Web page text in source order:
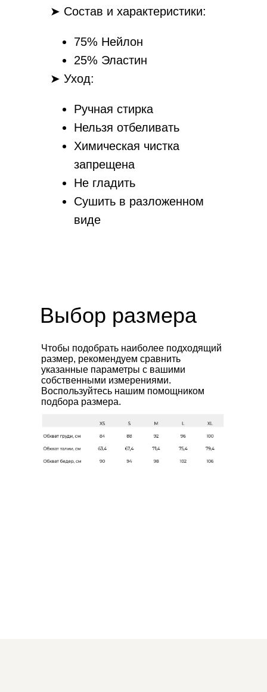
➤ Состав и характеристики:
75% Нейлон
25% Эластин
➤ Уход:
Ручная стирка
Нельзя отбеливать
Химическая чистка
запрещена
Не гладить
Сушить в разложенном
виде
Выбор размера
Чтобы подобрать наиболее подходящий
размер, рекомендуем сравнить
указанные параметры с вашими
собственными измерениями.
Воспользуйтесь нашим помощником
подбора размера.
Доставка и сроки
Доставка за границу
Обмен и возврат
Контакты
info@jultise.com